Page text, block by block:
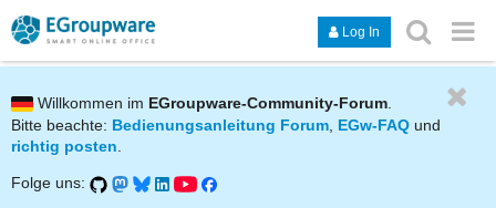
Log In
Willkommen im EGroupware-Community-Forum
Bitte beachte: Bedienungsanleitung Forum, EGw-FAQ und
richtig posten.
Folge uns: